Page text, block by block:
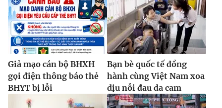
Giả mạo cán bộ BHXH
gọi điện thông báo thẻ
BHYT bị lỗi
Bạn bè quốc tế đồng
hành cùng Việt Nam xoa
dịu nỗi đau da cam